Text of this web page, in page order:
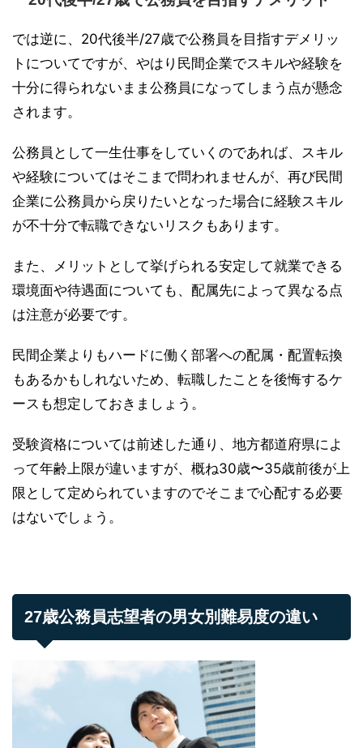
では逆に、20代後半/27歳で公務員を目指すデメリッ
トについてですが、やはり民間企業でスキルや経験を
十分に得られないまま公務員になってしまう点が懸念
されます。
公務員として一生仕事をしていくのであれば、スキル
や経験についてはそこまで問われませんが、再び民間
企業に公務員から戻りたいとなった場合に経験スキル
が不十分で転職できないリスクもあります。
また、メリットとして挙げられる安定して就業できる
環境面や待遇面についても、配属先によって異なる点
は注意が必要です。
民間企業よりもハードに働く部署への配属・配置転換
もあるかもしれないため、転職したことを後悔するケ
ースも想定しておきましょう。
受験資格については前述した通り、地方都道府県によ
って年齢上限が違いますが、概ね30歳〜35歳前後が上
限として定められていますのでそこまで心配する必要
はないでしょう。
27歳公務員志望者の男女別難易度の違い